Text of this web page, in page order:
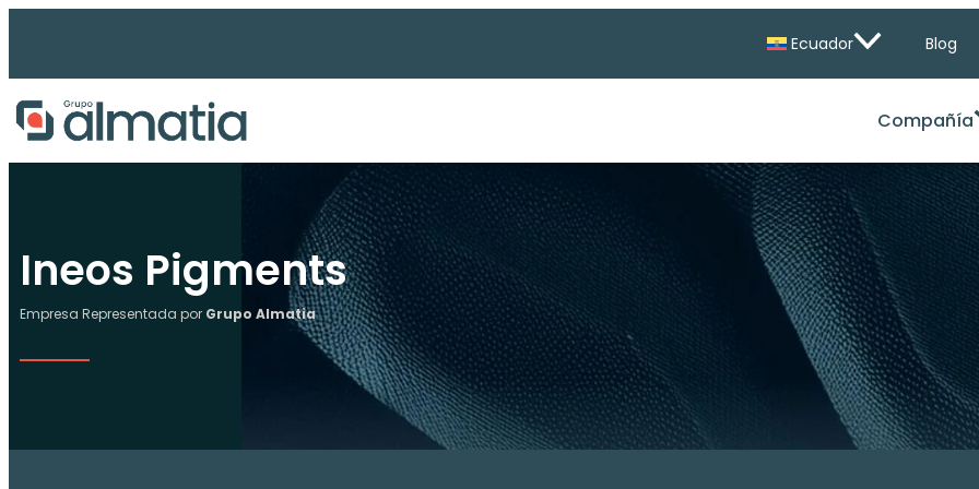
Ir
Ecuador Blog
Compañía
Ineos Pigments
Empresa Representada por Grupo Almatia